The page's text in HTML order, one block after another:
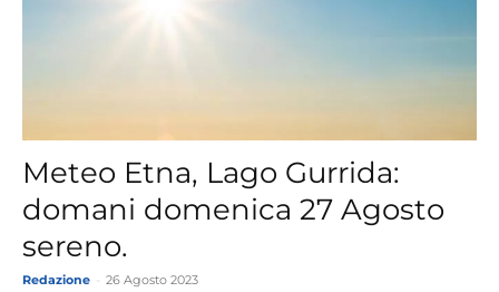
Meteo Etna, Lago Gurrida:
domani domenica 27 Agosto
sereno.
Redazione 26 Agosto 2023